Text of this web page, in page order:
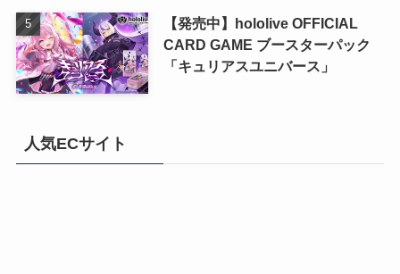
【発売中】hololive OFFICIAL
CARD GAME ブースターパック
「キュリアスユニバース」
人気ECサイト